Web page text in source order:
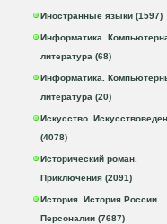
Иностранные языки (1597)
Информатика.
литература (68)
Информатика.
литература (20)
Искусство.
(4078)
Исторический роман.
Приключения (2091)
История. История России.
Персоналии (7687)